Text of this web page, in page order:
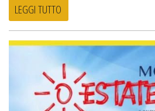
LEGGI TUTTO